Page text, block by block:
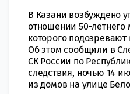
В Казани возбуждено
отношении 50-летнего
которого подозревают
Об этом сообщили в
СК России по
следствия, ночью 14
из домов на улице